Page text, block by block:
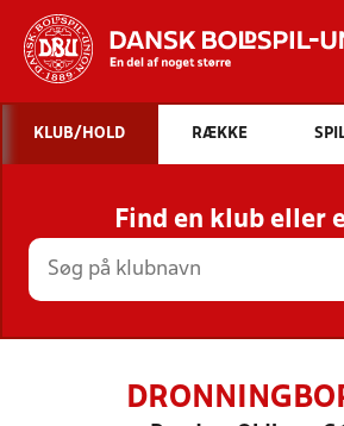
STILLINGER, RESULTATER,
HOLD
KLUB/HOLD RÆKKE
Find en klub eller